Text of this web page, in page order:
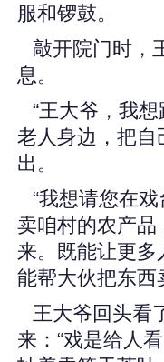
服和锣鼓。
敲开院门时，
息。
“王大爷，我
老人身边，把自
出。
“我想请您在
卖咱村的农产品
来。既能让更多
能帮大伙把东西
王大爷回头看
来：“戏是给人